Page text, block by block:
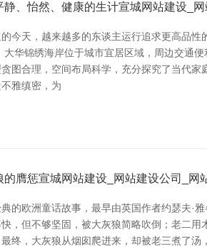
静、怡然、健康的生计宣城网站建设_
今天，越来越多的东谈主运行追求更高品
华锦绣海岸位于城市宜居区域，周边交通
图合理，空间布局科学，充分探究了当代
雅缜密，为
的膺惩宣城网站建设_网站建设公司_网
典的欧洲童话故事，最早由英国作者约瑟夫
，但不够坚固，被大灰狼简略吹倒；老二
终，大灰狼从烟囱爬进来，却被老三煮了